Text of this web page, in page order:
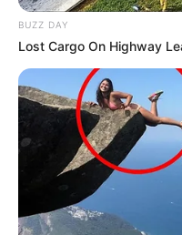
BUZZ DAY
Lost Cargo On Highway